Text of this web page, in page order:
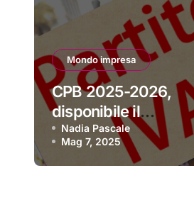
Mondo impresa
CPB 2025-2026,
disponibile il
software per aderire
Nadia Pascale
Mag 7, 2025